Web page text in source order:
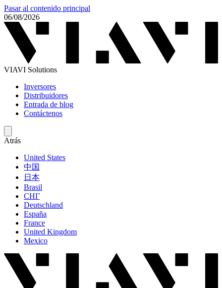
Pasar al contenido principal
06/08/2026
VIAVI Solutions
Inversores
Distribuidores
Entrada de blog
Contáctenos
Atrás
United States
中国
日本
Brasil
СНГ
Deutschland
España
France
United Kingdom
Mexico